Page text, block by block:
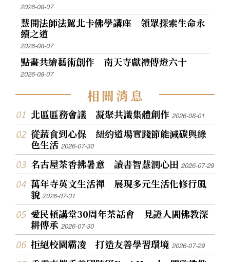
2026-08-07
慧開法師法駕北卡佛學講座 領眾探索生命永
續之道
2026-08-07
點畫共繪藝術創作 南天寺獻禮傳燈六十
2026-08-07
相關消息
北區區務會議 凝聚共識集體創作2026-08-01
從蔬食到心保 紐約道場實踐節能減碳與綠
色生活2026-07-30
名古屋茶香拂暑意 讀書智慧潤心田2026-07-29
萬年寺英文生活禪 展現多元生活化修行風
貌2026-07-31
愛民頓講堂30周年茶話會 見證人間佛教深
耕傳承2026-07-30
拒絕校園霸凌 打造友善學習環境2026-07-29